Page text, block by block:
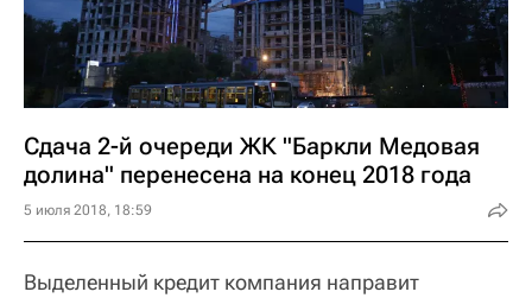
Сдача 2-й очереди ЖК "Баркли Медовая
долина" перенесена на конец 2018 года
5 июля 2018, 18:59
Выделенный кредит компания направит